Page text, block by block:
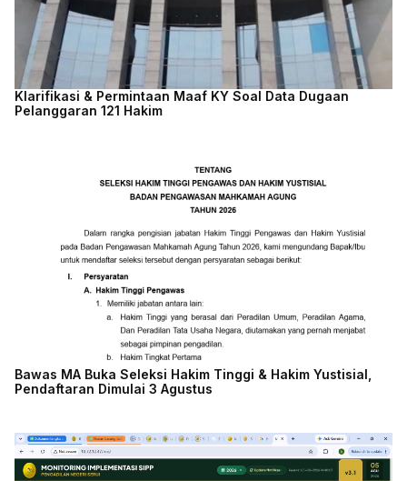
Klarifikasi & Permintaan Maaf KY Soal Data Dugaan
Pelanggaran 121 Hakim
Bawas MA Buka Seleksi Hakim Tinggi & Hakim Yustisial,
Pendaftaran Dimulai 3 Agustus